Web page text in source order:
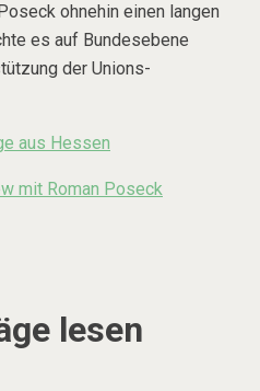
ohnehin einen langen
es auf Bundesebene
der Unions-
aus Hessen
mit Roman Poseck
lesen